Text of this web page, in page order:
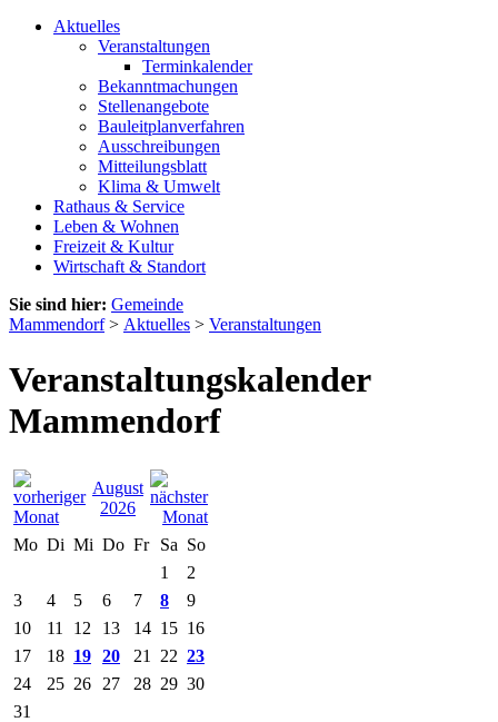
Aktuelles
Veranstaltungen
Terminkalender
Bekanntmachungen
Stellenangebote
Bauleitplanverfahren
Ausschreibungen
Mitteilungsblatt
Klima & Umwelt
Rathaus & Service
Leben & Wohnen
Freizeit & Kultur
Wirtschaft & Standort
Sie sind hier: Gemeinde
Mammendorf> Aktuelles > Veranstaltungen
Veranstaltungskalender
Mammendorf
August
2026
Mo Di Mi Do Fr Sa So
1
2
3
4 5 6 7 8
9
10
11 12 13 14 15 16
17
18 19 20 21 22 23
24
25 26 27 28 29 30
31